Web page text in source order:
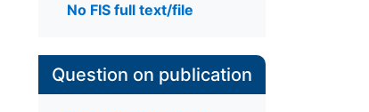
No FIS full text/file
Question on publication